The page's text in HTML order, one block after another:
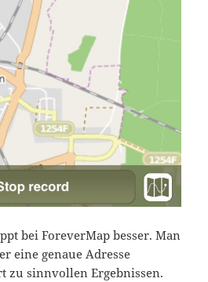
bei ForeverMap besser. Man
eine genaue Adresse
zu sinnvollen Ergebnissen.